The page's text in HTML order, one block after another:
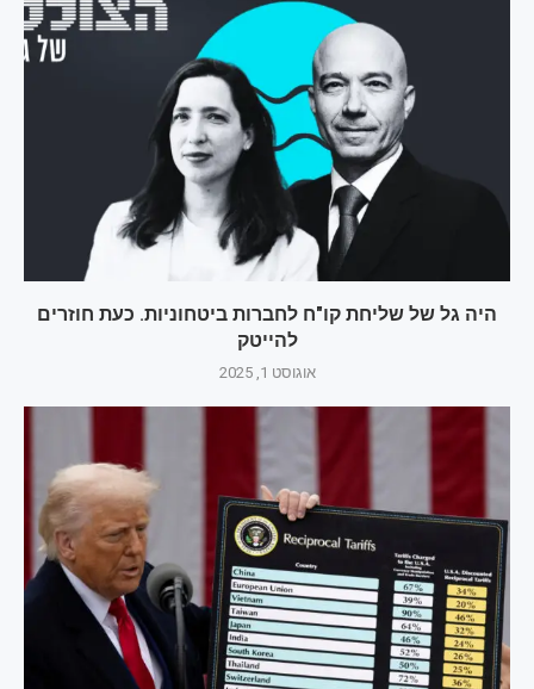
היה גל של שליחת קו"ח לחברות ביטחוניות. כעת חוזרים
להייטק
אוגוסט 1, 2025